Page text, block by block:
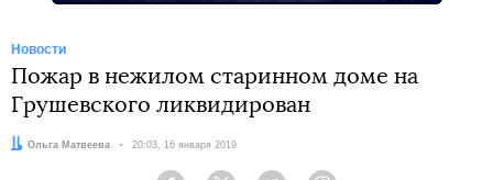
Новости
Пожар в нежилом старинном доме на
Грушевского ликвидирован
Автор:
Ольга Матвеева Дата:
20:03, 16 января 2019